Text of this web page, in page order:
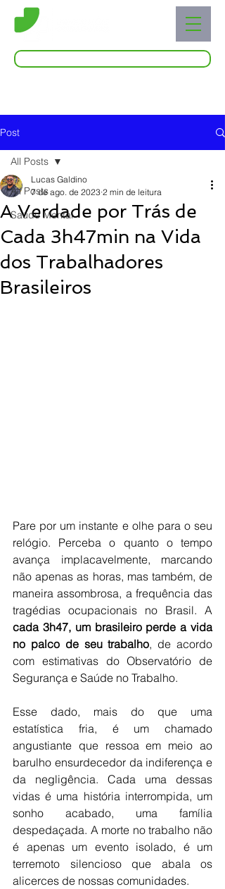
Post
All Posts
Saúde Mental
All Posts
A Verdade por Trás de
Cada 3h47min na Vida
dos Trabalhadores
Brasileiros
Lucas Galdino
7 de ago. de 2023 2 min de leitura
Pare por um instante e olhe para o seu
relógio. Perceba o quanto o tempo
avança implacavelmente, marcando
não apenas as horas, mas também, de
maneira assombrosa, a frequência das
cada 3h47, um brasileiro perde a vida
no palco de seu trabalho, de acordo
com estimativas do Observatório de
Segurança e Saúde no Trabalho.
Esse dado, mais do que uma
estatística fria, é um chamado
angustiante que ressoa em meio ao
barulho ensurdecedor da indiferença e
da negligência. Cada uma dessas
vidas é uma história interrompida, um
sonho acabado, uma família
despedaçada. A morte no trabalho não
é apenas um evento isolado, é um
terremoto silencioso que abala os
alicerces de nossas comunidades.